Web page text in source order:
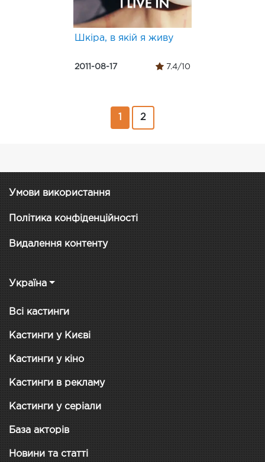
Шкіра, в якій я живу
2011-08-17 7.4/10
2
Умови використання
Політика конфіденційності
Видалення контенту
Україна
Всі кастинги
Кастинги у Києві
Кастинги у кіно
Кастинги в рекламу
Кастинги у серіали
База акторів
Новини та статті